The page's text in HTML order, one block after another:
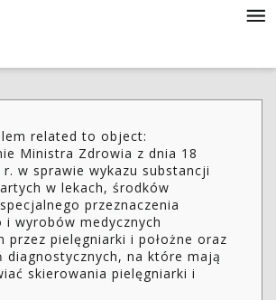
related to object:
Ministra Zdrowia z dnia 18
r. w sprawie wykazu substancji
w lekach, środków
przeznaczenia
i wyrobów medycznych
przez pielęgniarki i położne oraz
diagnostycznych, na które mają
skierowania pielęgniarki i